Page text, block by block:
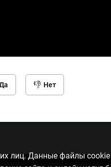
Нет
лиц. Данные файлы